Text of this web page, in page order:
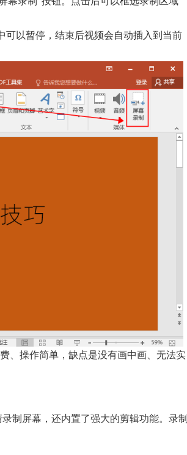
可以暂停，结束后视频会自动插入到当前
、操作简单，缺点是没有画中画、无法实
制屏幕，还内置了强大的剪辑功能。录